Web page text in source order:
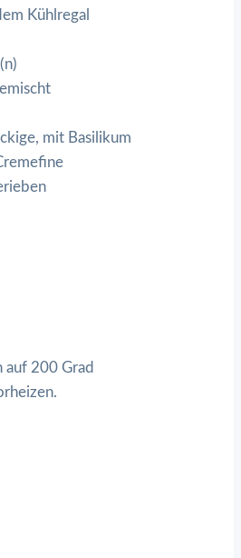
Kühlregal
mit Basilikum
auf 200 Grad